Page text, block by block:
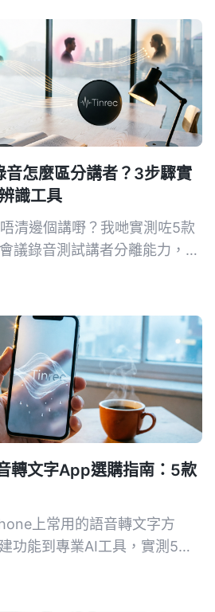
怎麼區分講者？3步驟實
識工具
清邊個講嘢？我哋實測咗5款
議錄音測試講者分離能力，最
轉文字App選購指南：5款
上常用的語音轉文字方
功能到專業AI工具，實測5種